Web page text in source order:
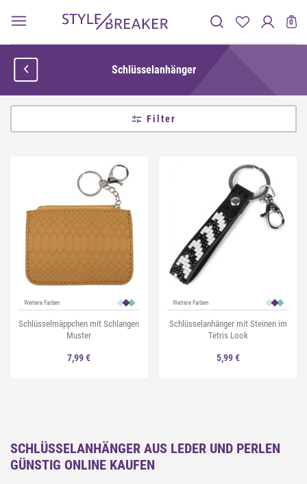
0
Schlüsselanhänger
Filter
Weitere Farben
Schlüsselmäppchen mit Schlangen
Muster
7,99 €
Weitere Farben
Schlüsselanhänger mit Steinen im
Tetris Look
5,99 €
SCHLÜSSELANHÄNGER AUS LEDER UND PERLEN
GÜNSTIG ONLINE KAUFEN